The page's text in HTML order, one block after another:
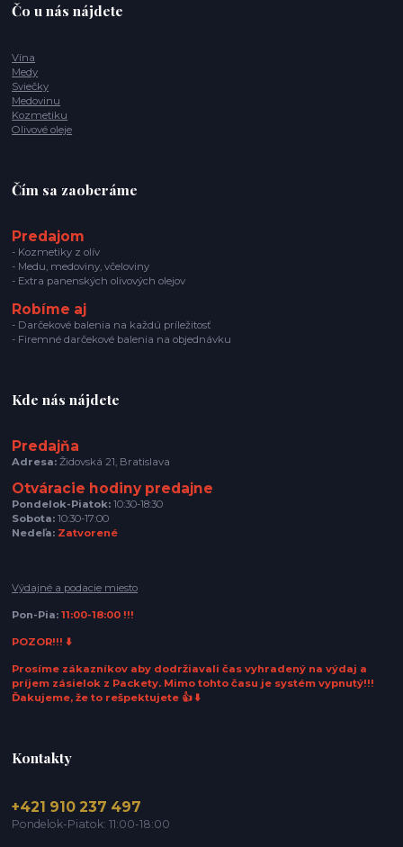
Čo u nás nájdete
Vína
Medy
Sviečky
Medovinu
Kozmetiku
Olivové oleje
Čím sa zaoberáme
Predajom
- Kozmetiky z olív
- Medu, medoviny, včeloviny
- Extra panenských olivových olejov
Robíme aj
- Darčekové balenia na každú príležitosť
- Firemné darčekové balenia na objednávku
Kde nás nájdete
Predajňa
Adresa: Židovská 21, Bratislava
Otváracie hodiny predajne
Pondelok-Piatok: 10:30-18:30
Sobota: 10:30-17:00
Nedeľa: Zatvorené
Výdajné a podacie miesto
Pon-Pia:11:00-18:00 !!!
POZOR!!! ⬇️
Prosíme zákazníkov aby dodržiavali čas vyhradený na výdaj a
príjem zásielok z Packety. Mimo tohto času je systém vypnutý!!!
Ďakujeme, že to rešpektujete 👍 ⬇️
Kontakty
+421 910 237 497
Pondelok-Piatok: 11:00-18:00